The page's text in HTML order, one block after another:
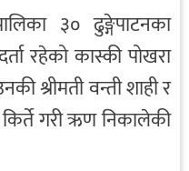
३० ढुङ्गेपाटनका
रहेको कास्की पोखरा
श्रीमती वन्ती शाही र
गरी ऋण निकालेकी